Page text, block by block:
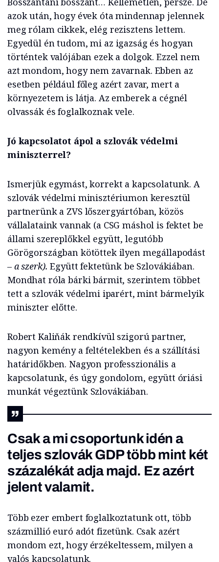
azok után, hogy évek óta mindennap jelennek
meg rólam cikkek, elég rezisztens lettem.
Egyedül én tudom, mi az igazság és hogyan
történtek valójában ezek a dolgok. Ezzel nem
azt mondom, hogy nem zavarnak. Ebben az
esetben például főleg azért zavar, mert a
környezetem is látja. Az emberek a cégnél
olvassák és foglalkoznak vele.
Jó kapcsolatot ápol a szlovák védelmi
miniszterrel?
Ismerjük egymást, korrekt a kapcsolatunk. A
szlovák védelmi minisztériumon keresztül
partnerünk a ZVS lőszergyártóban, közös
vállalataink vannak (a CSG máshol is fektet be
állami szereplőkkel együtt, legutóbb
Görögországban kötöttek ilyen megállapodást
– a szerk). Együtt fektetünk be Szlovákiában.
Mondhat róla bárki bármit, szerintem többet
tett a szlovák védelmi iparért, mint bármelyik
miniszter előtte.
Robert Kaliňák rendkívül szigorú partner,
nagyon kemény a feltételekben és a szállítási
határidőkben. Nagyon professzionális a
kapcsolatunk, és úgy gondolom, együtt óriási
munkát végeztünk Szlovákiában.
Csak a mi csoportunk idén a
teljes szlovák GDP több mint két
százalékát adja majd. Ez azért
jelent valamit.
Több ezer embert foglalkoztatunk ott, több
százmillió euró adót fizetünk. Csak azért
mondom ezt, hogy érzékeltessem, milyen a
valós kapcsolatunk.